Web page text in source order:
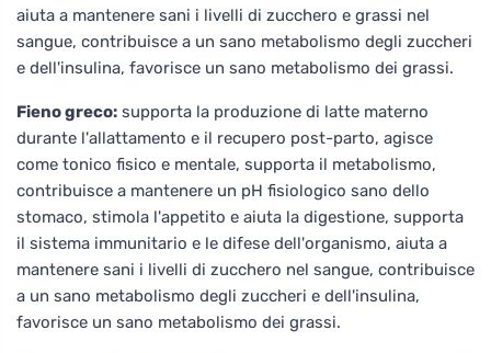
aiuta a mantenere sani i livelli di zucchero e grassi nel
sangue, contribuisce a un sano metabolismo degli zuccheri
e dell'insulina, favorisce un sano metabolismo dei grassi.
Fieno greco: supporta la produzione di latte materno
durante l'allattamento e il recupero post-parto, agisce
come tonico fisico e mentale, supporta il metabolismo,
contribuisce a mantenere un pH fisiologico sano dello
stomaco, stimola l'appetito e aiuta la digestione, supporta
il sistema immunitario e le difese dell'organismo, aiuta a
mantenere sani i livelli di zucchero nel sangue, contribuisce
a un sano metabolismo degli zuccheri e dell'insulina,
favorisce un sano metabolismo dei grassi.